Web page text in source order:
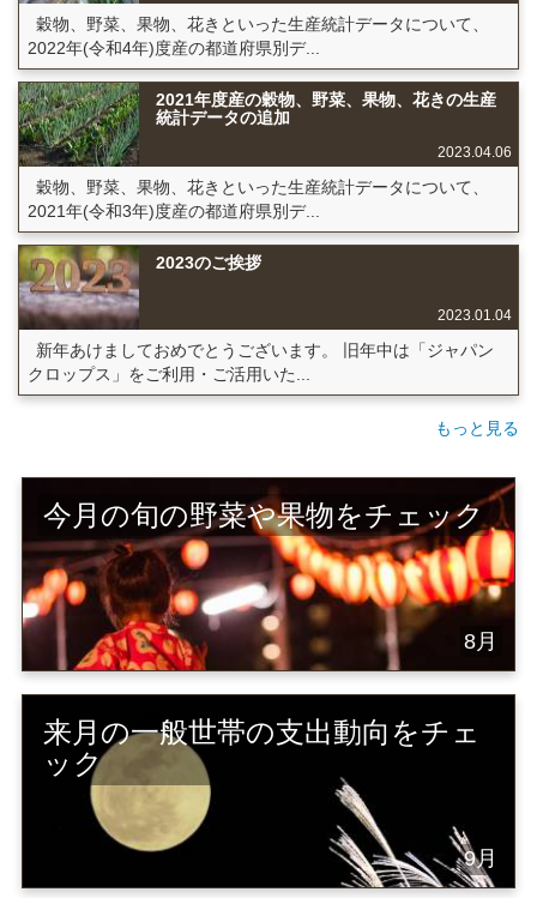
穀物、野菜、果物、花きといった生産統計データについて、
2022年(令和4年)度産の都道府県別デ...
2021年度産の穀物、野菜、果物、花きの生産
統計データの追加
2023.04.06
穀物、野菜、果物、花きといった生産統計データについて、
2021年(令和3年)度産の都道府県別デ...
2023のご挨拶
2023.01.04
新年あけましておめでとうございます。 旧年中は「ジャパン
クロップス」をご利用・ご活用いた...
もっと見る
今月の旬の野菜や果物をチェック
8月
来月の一般世帯の支出動向をチェ
ック
9月